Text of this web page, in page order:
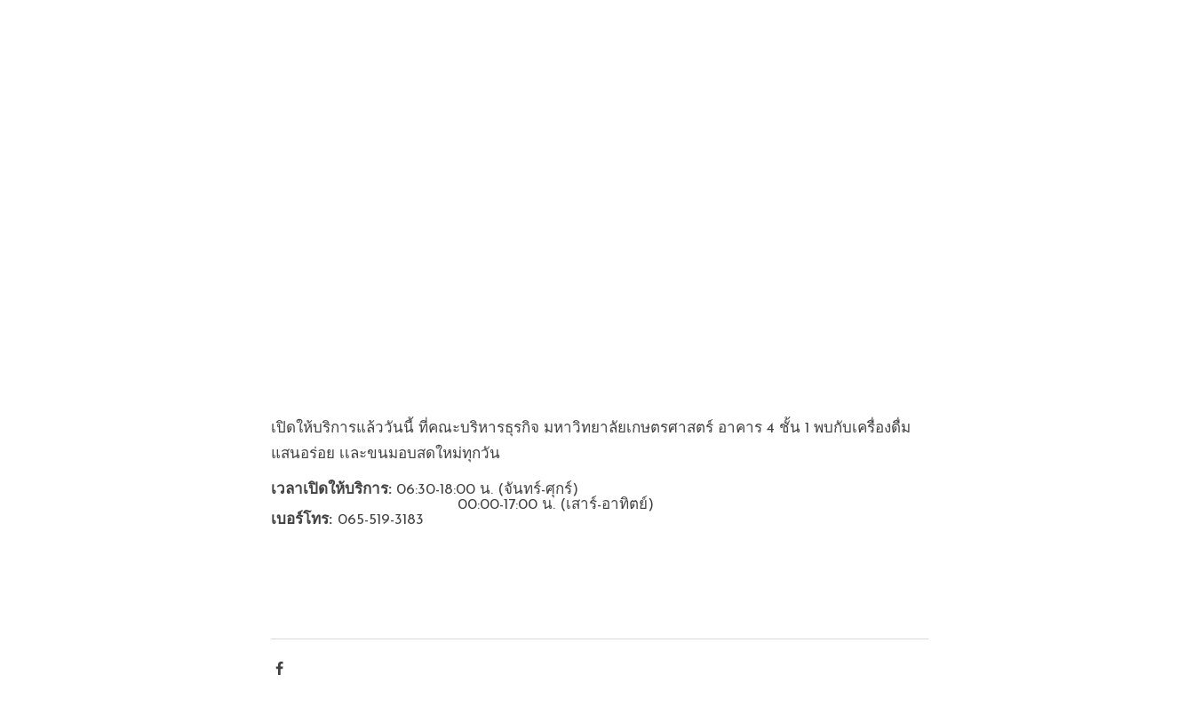
เปิดให้บริการแล้ววันนี้ ที่คณะบริหารธุรกิจ มหาวิทยาลัยเกษตรศาสตร์ อาคาร 4 ชั้น 1 พบกับเครื่องดื่ม
แสนอร่อย เเละขนมอบสดใหม่ทุกวัน
เวลาเปิดให้บริการ: 06:30-18:00 น. (จันทร์-ศุกร์)
                                          00:00-17:00 น. (เสาร์-อาทิตย์)
เบอร์โทร: 065-519-3183